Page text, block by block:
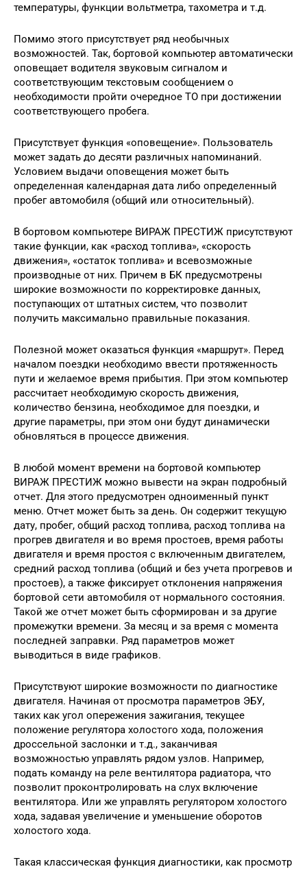
температуры, функции вольтметра, тахометра и т.д.
Помимо этого присутствует ряд необычных
возможностей. Так, бортовой компьютер автоматически
оповещает водителя звуковым сигналом и
соответствующим текстовым сообщением о
необходимости пройти очередное ТО при достижении
соответствующего пробега.
Присутствует функция «оповещение». Пользователь
может задать до десяти различных напоминаний.
Условием выдачи оповещения может быть
определенная календарная дата либо определенный
пробег автомобиля (общий или относительный).
В бортовом компьютере ВИРАЖ ПРЕСТИЖ присутствуют
такие функции, как «расход топлива», «скорость
движения», «остаток топлива» и всевозможные
производные от них. Причем в БК предусмотрены
широкие возможности по корректировке данных,
поступающих от штатных систем, что позволит
получить максимально правильные показания.
Полезной может оказаться функция «маршрут». Перед
началом поездки необходимо ввести протяженность
пути и желаемое время прибытия. При этом компьютер
рассчитает необходимую скорость движения,
количество бензина, необходимое для поездки, и
другие параметры, при этом они будут динамически
обновляться в процессе движения.
В любой момент времени на бортовой компьютер
ВИРАЖ ПРЕСТИЖ можно вывести на экран подробный
отчет. Для этого предусмотрен одноименный пункт
меню. Отчет может быть за день. Он содержит текущую
дату, пробег, общий расход топлива, расход топлива на
прогрев двигателя и во время простоев, время работы
двигателя и время простоя с включенным двигателем,
средний расход топлива (общий и без учета прогревов и
простоев), а также фиксирует отклонения напряжения
бортовой сети автомобиля от нормального состояния.
Такой же отчет может быть сформирован и за другие
промежутки времени. За месяц и за время с момента
последней заправки. Ряд параметров может
выводиться в виде графиков.
Присутствуют широкие возможности по диагностике
двигателя. Начиная от просмотра параметров ЭБУ,
таких как угол опережения зажигания, текущее
положение регулятора холостого хода, положения
дроссельной заслонки и т.д., заканчивая
возможностью управлять рядом узлов. Например,
подать команду на реле вентилятора радиатора, что
позволит проконтролировать на слух включение
вентилятора. Или же управлять регулятором холостого
хода, задавая увеличение и уменьшение оборотов
холостого хода.
Такая классическая функция диагностики, как просмотр